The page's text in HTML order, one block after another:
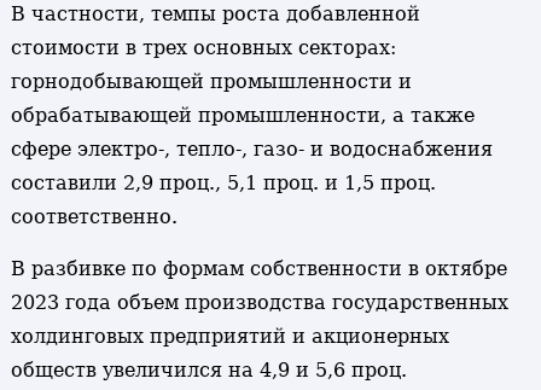
В частности, темпы роста добавленной
стоимости в трех основных секторах:
горнодобывающей промышленности и
обрабатывающей промышленности, а также
сфере электро-, тепло-, газо- и водоснабжения
составили 2,9 проц., 5,1 проц. и 1,5 проц.
соответственно.
В разбивке по формам собственности в октябре
2023 года объем производства государственных
холдинговых предприятий и акционерных
обществ увеличился на 4,9 и 5,6 проц.